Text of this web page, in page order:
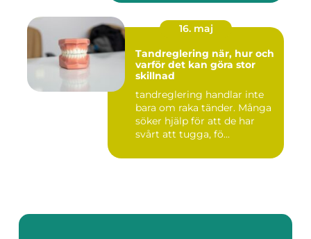
16. maj
Tandreglering när, hur och
varför det kan göra stor
skillnad
tandreglering handlar inte
bara om raka tänder. Många
söker hjälp för att de har
svårt att tugga, fö...